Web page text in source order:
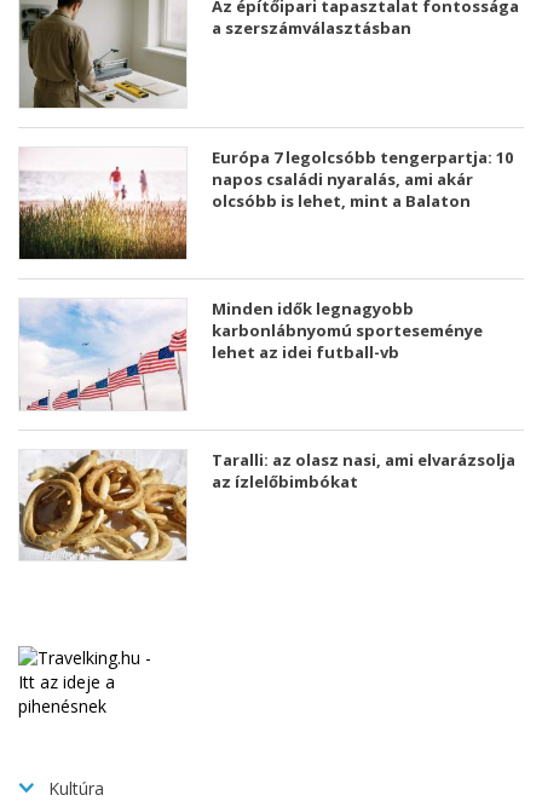
Az építőipari tapasztalat fontossága
a szerszámválasztásban
Európa 7 legolcsóbb tengerpartja: 10
napos családi nyaralás, ami akár
olcsóbb is lehet, mint a Balaton
Minden idők legnagyobb
karbonlábnyomú sporteseménye
lehet az idei futball-vb
Taralli: az olasz nasi, ami elvarázsolja
az ízlelőbimbókat
Kultúra